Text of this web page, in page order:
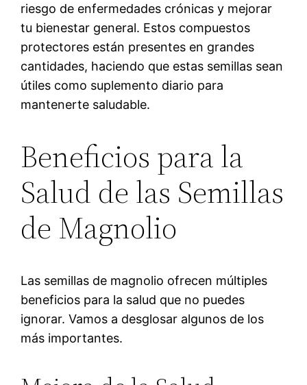
riesgo de enfermedades crónicas y mejorar
tu bienestar general. Estos compuestos
protectores están presentes en grandes
cantidades, haciendo que estas semillas sean
útiles como suplemento diario para
mantenerte saludable.
Beneficios para la
Salud de las Semillas
de Magnolio
Las semillas de magnolio ofrecen múltiples
beneficios para la salud que no puedes
ignorar. Vamos a desglosar algunos de los
más importantes.